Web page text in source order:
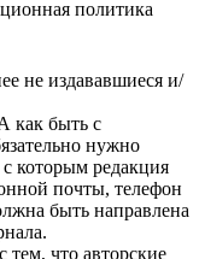
политика
не издававшиеся и/
как быть с
нужно
которым редакция
почты, телефон
быть направлена
тем, что авторские